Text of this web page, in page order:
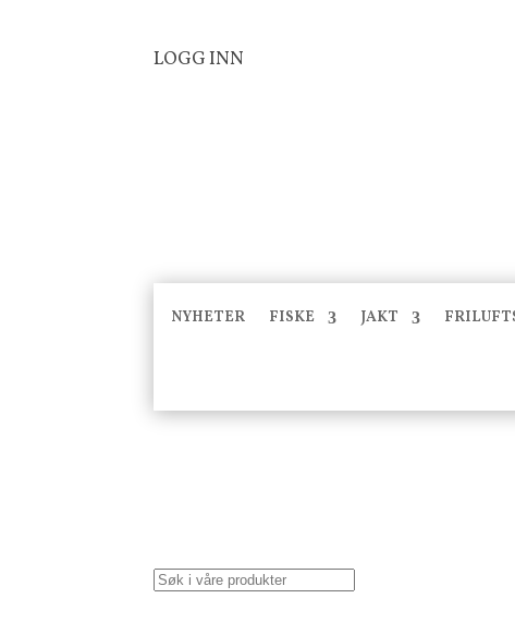
LOGG INN
NYHETER FISKE JAKT